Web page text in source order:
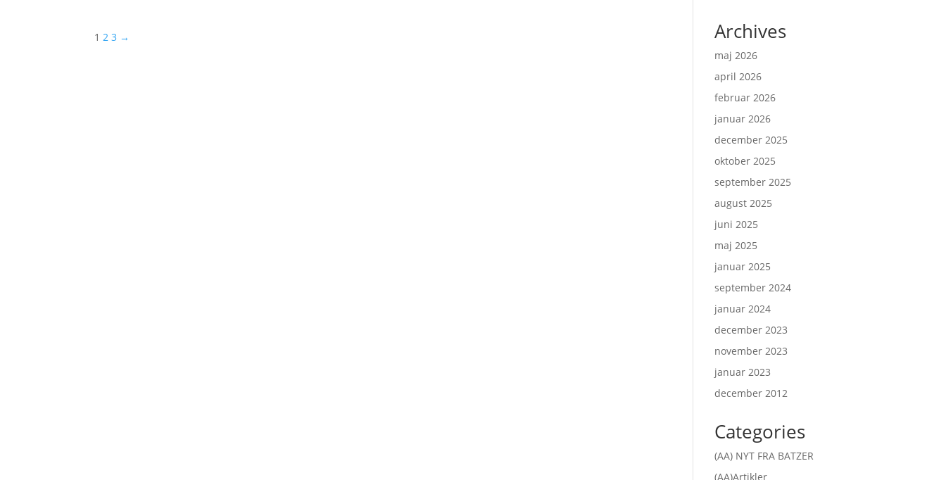
1 2 3 → Archives
maj 2026
april 2026
februar 2026
januar 2026
december 2025
oktober 2025
september 2025
august 2025
juni 2025
maj 2025
januar 2025
september 2024
januar 2024
december 2023
november 2023
januar 2023
december 2012
Categories
(AA) NYT FRA BATZER
(AA)Artikler